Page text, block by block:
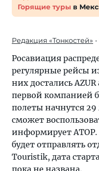
Горящие туры в
Редакция «Тонкостей»
Росавиация
регулярные рейсы
них достались
первой компанией
полеты начнутся
сможет
информирует АТОР.
будет отправлять
Touristik, дата
пока не названа.